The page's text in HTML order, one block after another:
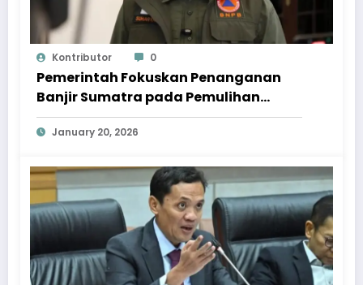
Kontributor 0
Pemerintah Fokuskan Penanganan
Banjir Sumatra pada Pemulihan
Berkelanjutan
January 20, 2026